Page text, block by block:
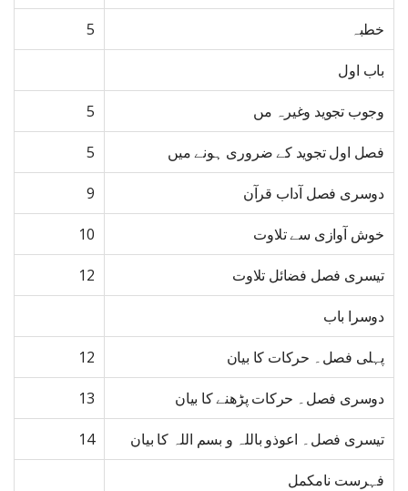
خطبہ 5
باب اول
وجوب تجوید وغیرہ مں 5
فصل اول تجوید کے ضروری ہونے میں 5
دوسری فصل آداب قرآن 9
خوش آوازی سے تلاوت 10
تیسری فصل فضائل تلاوت 12
دوسرا باب
پہلی فصل۔ حرکات کا بیان 12
دوسری فصل۔ حرکات پڑھنے کا بیان 13
تیسری فصل۔ اعوذو باللہ و بسم اللہ کا بیان 14
فہرست نامکمل